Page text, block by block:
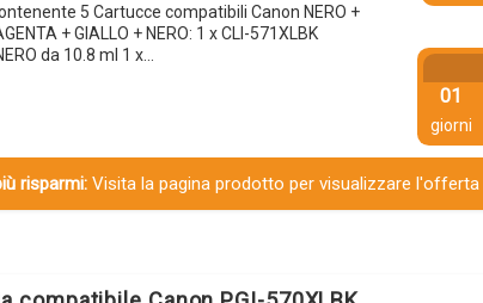
5 Cartucce compatibili Canon NERO +
+ GIALLO + NERO: 1 x CLI-571XLBK
da 10.8 ml 1 x…
01
giorni
risparmi:Visita la pagina prodotto per visualizzare l'offerta